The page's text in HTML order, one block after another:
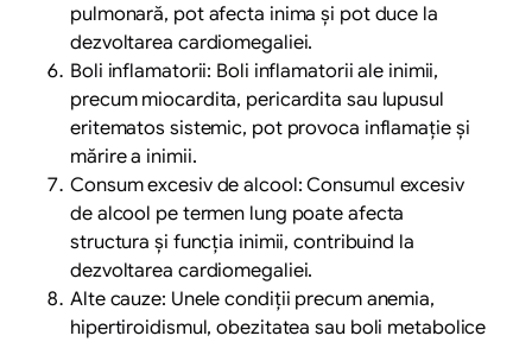
pulmonară, pot afecta inima și pot duce la
dezvoltarea cardiomegaliei.
Boli inflamatorii: Boli inflamatorii ale inimii,
precum miocardita, pericardita sau lupusul
eritematos sistemic, pot provoca inflamație și
mărire a inimii.
Consum excesiv de alcool: Consumul excesiv
de alcool pe termen lung poate afecta
structura și funcția inimii, contribuind la
dezvoltarea cardiomegaliei.
Alte cauze: Unele condiții precum anemia,
hipertiroidismul, obezitatea sau boli metabolice